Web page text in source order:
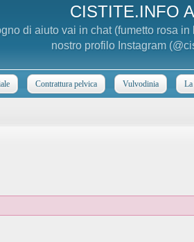
CISTITE.INFO
di aiuto vai in chat (fumetto rosa
nostro profilo Instagram
Contrattura pelvica Vulvodinia La